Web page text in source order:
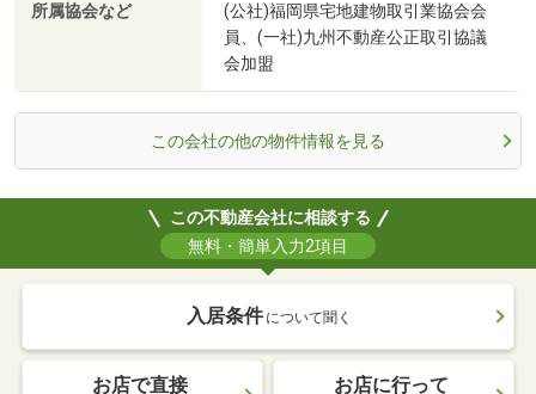
所属協会など
(公社)福岡県宅地建物取引業協会会
員、(一社)九州不動産公正取引協議
会加盟
この会社の他の物件情報を見る
この不動産会社に相談する
無料・簡単入力2項目
入居条件 について聞く
お店で直接 お店に行って